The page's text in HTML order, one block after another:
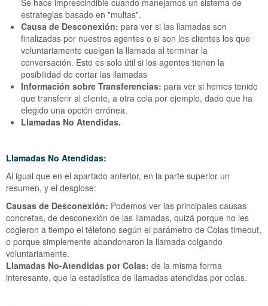
estrategias basado en "multas".
Causa de Desconexión: para ver si las llamadas son
finalizadas por nuestros agentes o si son los clientes los que
voluntariamente cuelgan la llamada al terminar la
conversación. Esto es solo útil si los agentes tienen la
posibilidad de cortar las llamadas
Información sobre Transferencias: para ver si hemos tenido
que transferir al cliente, a otra cola por ejemplo, dado que ha
elegido una opción errónea.
Llamadas No Atendidas.
Llamadas No Atendidas:
Al igual que en el apartado anterior, en la parte superior un
resumen, y el desglose:
Causas de Desconexión: Podemos ver las principales causas
concretas, de desconexión de las llamadas, quizá porque no les
cogieron a tiempo el télefono según el parámetro de Colas timeout,
o porque simplemente abandonaron la llamada colgando
voluntariamente.
Llamadas No-Atendidas por Colas: de la misma forma
interesante, que la estadística de llamadas atendidas por colas.